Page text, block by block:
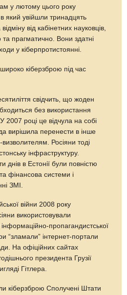
у лютому цього року
який увійшли тринадцять
від кабінетних науковців,
та прагматично. Вони здатні
у кіберпротистоянні.
кіберзброю під час
свідчить, що жоден
без використання
2007 році це відчула на собі
вирішила перенести в інше
Росіяни тоді
інфраструктуру.
днів в Естонії були повністю
фінансова системи і
ЗМІ.
війни 2008 року
використовували
пропагандистської
“зламали” інтернет-портали
На офіційних сайтах
президента Грузії
Гітлера.
кіберзброю Сполучені Штати